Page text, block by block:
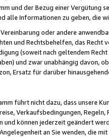
und der Bezug einer Vergütung
alle Informationen zu geben, die
Vereinbarung oder andere
und Rechtsbehelfen, das
(soweit nach geltendem
und zwar unabhängig davon,
Ersatz für darüber
führt nicht dazu, dass unsere
Verkaufsbedingungen,
können jederzeit geändert
an Sie wenden, die